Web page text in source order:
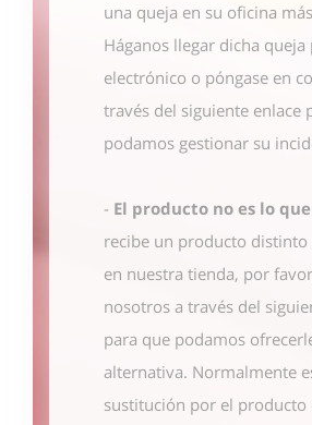
una queja en su oficina
Háganos llegar dicha
electrónico o póngase en
través del siguiente enlace
podamos gestionar su
- El producto no es lo
recibe un producto
en nuestra tienda, por
nosotros a través del
para que podamos
alternativa. Normalmente
sustitución por el producto